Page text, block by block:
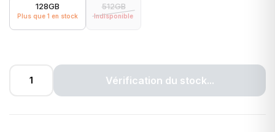
128GB
Plus que 1 en stock
512GB
Indisponible
Vérification du stock...